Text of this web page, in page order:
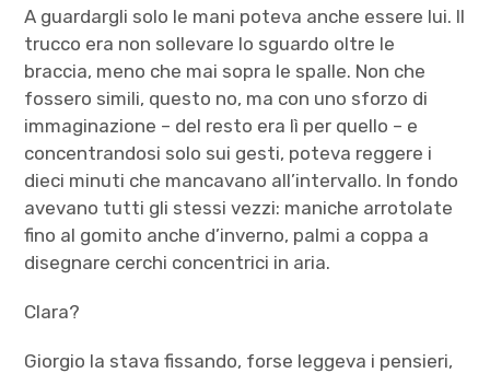
A guardargli solo le mani poteva anche essere lui. Il
trucco era non sollevare lo sguardo oltre le
braccia, meno che mai sopra le spalle. Non che
fossero simili, questo no, ma con uno sforzo di
immaginazione – del resto era lì per quello – e
concentrandosi solo sui gesti, poteva reggere i
dieci minuti che mancavano all’intervallo. In fondo
avevano tutti gli stessi vezzi: maniche arrotolate
fino al gomito anche d’inverno, palmi a coppa a
disegnare cerchi concentrici in aria.
Clara?
Giorgio la stava fissando, forse leggeva i pensieri,